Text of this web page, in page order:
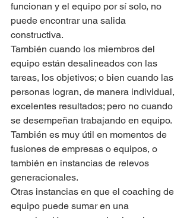
funcionan y el equipo por sí solo, no
puede encontrar una salida
constructiva.
También cuando los miembros del
equipo están desalineados con las
tareas, los objetivos; o bien cuando las
personas logran, de manera individual,
excelentes resultados; pero no cuando
se desempeñan trabajando en equipo.
También es muy útil en momentos de
fusiones de empresas o equipos, o
también en instancias de relevos
generacionales.
Otras instancias en que el coaching de
equipo puede sumar en una